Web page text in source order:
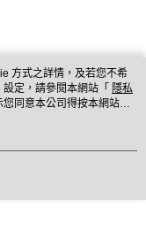
方式之詳情，及若您不希
定，請參閱本網站「 隱私
同意本公司得按本網站使